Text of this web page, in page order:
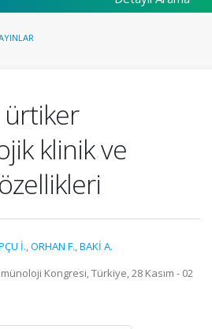
klinik ve
İ.,ORHAN F.,BAKİ A.
Kongresi, Türkiye, 28 Kasım - 02